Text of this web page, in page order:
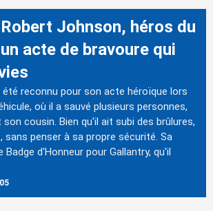
Johnson, héros du
acte de bravoure qui
reconnu pour son acte héroïque lors
où il a sauvé plusieurs personnes,
cousin. Bien qu'il ait subi des brûlures,
sans penser à sa propre sécurité. Sa
Badge d'Honneur pour Gallantry, qu'il